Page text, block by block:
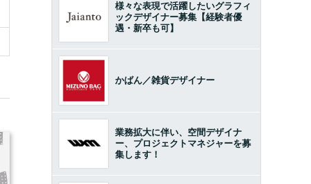
様々な表現で活躍したいグラフィ
ックデザイナー募集【経験者優
遇・新卒も可】
かばん／雑貨デザイナー
業務拡大に伴い、空間デザイナ
ー、プロジェクトマネジャーを募
集します！